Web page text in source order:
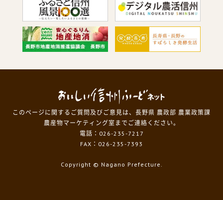
このページに関するご質問及びご意見は、長野県 農政部 農業政策課
農産物マーケティング室までご連絡ください。
電話：026-235-7217
FAX：026-235-7393
Copyright © Nagano Prefecture.